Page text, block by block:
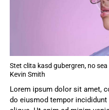
Stet clita kasd gubergren, no
Kevin Smith
Lorem ipsum dolor sit amet,
do eiusmod tempor